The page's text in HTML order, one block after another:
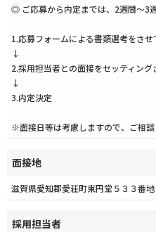
◎ ご応募から内定までは、2週間〜3
1.応募フォームによる書類選考をさせ
↓
2.採用担当者との面接をセッティング
↓
3.内定決定
※面接日等は考慮しますので、ご相談
面接地
滋賀県愛知郡愛荘町東円堂５３３番地
採用担当者